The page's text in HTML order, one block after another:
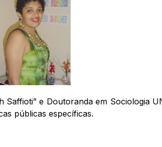
e Doutoranda em Sociologia
públicas específicas.